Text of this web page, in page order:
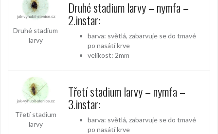
Druhé stadium
larvy
Druhé stadium larvy – nymfa –
2.instar:
barva: světlá, zabarvuje se do tmavé
po nasátí krve
velikost: 2mm
Třetí stadium
larvy
Třetí stadium larvy – nymfa –
3.instar:
barva: světlá, zabarvuje se do tmavé
po nasátí krve